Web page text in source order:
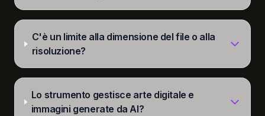
C'è un limite alla dimensione del file o alla
risoluzione?
Lo strumento gestisce arte digitale e
immagini generate da AI?